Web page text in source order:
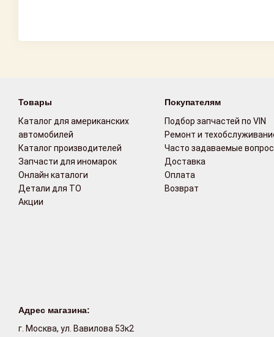
Товары
Каталог для американских
автомобилей
Каталог производителей
Запчасти для иномарок
Онлайн каталоги
Детали для ТО
Акции
Покупателям
Подбор запчастей по VIN
Ремонт и
Часто задаваемые
Доставка
Оплата
Возврат
Адрес магазина:
г. Москва, ул. Вавилова 53к2